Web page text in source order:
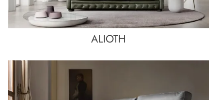
ALIOTH